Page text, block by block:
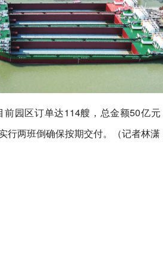
园区订单达114艘，总金额50亿
两班倒确保按期交付。（记者林潇